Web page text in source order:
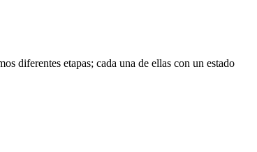
diferentes etapas; cada una de ellas con un estado